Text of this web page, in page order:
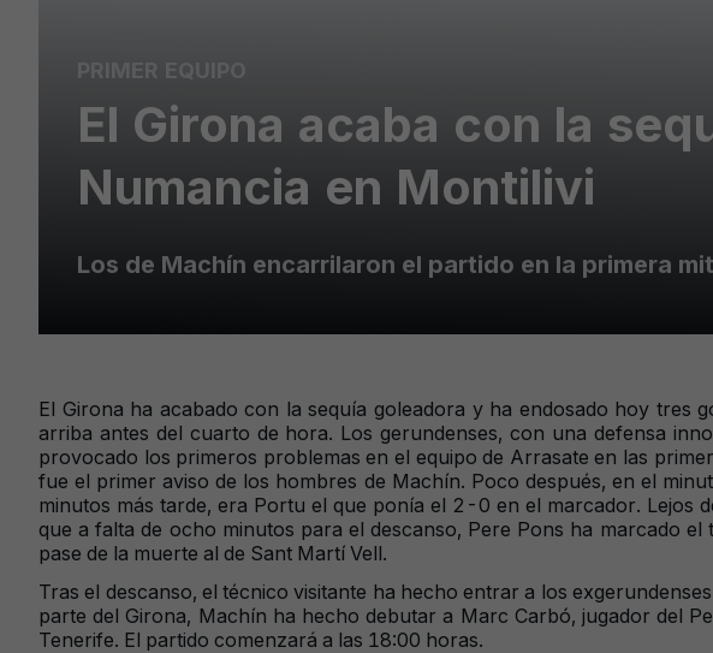
PRIMER EQUIPO
El Girona acaba con la
Numancia en Montilivi
Los de Machín encarrilaron el partido en la primera
El Girona ha acabado con la sequía goleadora y ha endosado hoy tres
arriba antes del cuarto de hora. Los gerundenses, con una defensa
provocado los primeros problemas en el equipo de Arrasate en las
fue el primer aviso de los hombres de Machín. Poco después, en el
minutos más tarde, era Portu el que ponía el 2-0 en el marcador. Lejos
que a falta de ocho minutos para el descanso, Pere Pons ha marcado
pase de la muerte al de Sant Martí Vell.
Tras el descanso, el técnico visitante ha hecho entrar a los
parte del Girona, Machín ha hecho debutar a Marc Carbó, jugador del
Tenerife. El partido comenzará a las 18:00 horas.